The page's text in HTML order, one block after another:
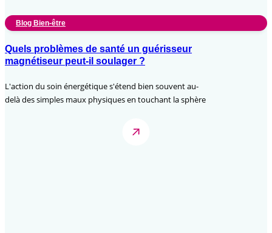
Blog Bien-être
Quels problèmes de santé un guérisseur
magnétiseur peut-il soulager ?
L'action du soin énergétique s'étend bien souvent au-
delà des simples maux physiques en touchant la sphère